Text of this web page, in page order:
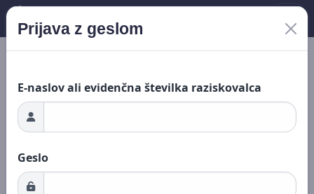
Nalaganje ...
Prijava z geslom
E-naslov ali evidenčna številka raziskovalca
Geslo